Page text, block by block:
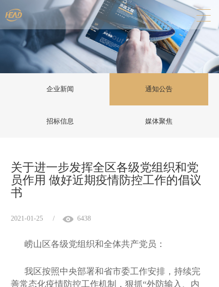
企业新闻 通知公告
招标信息 媒体聚焦
关于进一步发挥全区各级党组织和党
员作用 做好近期疫情防控工作的倡议
书
2021-01-25 / 6438
崂山区各级党组织和全体共产党员：
我区按照中央部署和省市委工作安排，持续完
善常态化疫情防控工作机制，狠抓“外防输入、内